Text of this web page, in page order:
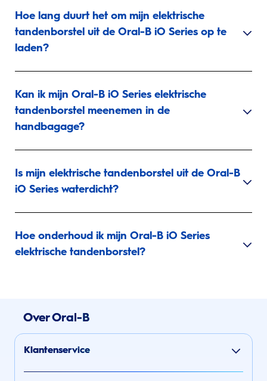
Hoe lang duurt het om mijn elektrische
tandenborstel uit de Oral-B iO Series op te
laden?
Kan ik mijn Oral-B iO Series elektrische
tandenborstel meenemen in de
handbagage?
Is mijn elektrische tandenborstel uit de Oral-B
iO Series waterdicht?
Hoe onderhoud ik mijn Oral-B iO Series
elektrische tandenborstel?
Over Oral-B
Klantenservice